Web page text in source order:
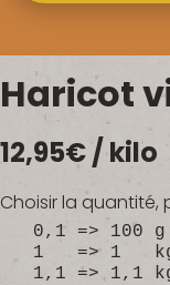
Haricot
12,95€/ kilo
Choisir la quantité,
0,1 => 100 g
1 => 1
1,1 => 1,1